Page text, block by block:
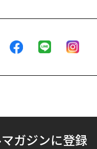
ガジンに登録